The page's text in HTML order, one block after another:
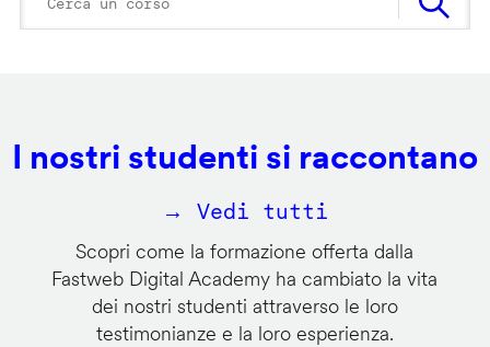
I nostri studenti si raccontano
→ Vedi tutti
Scopri come la formazione offerta dalla
Fastweb Digital Academy ha cambiato la vita
dei nostri studenti attraverso le loro
testimonianze e la loro esperienza.